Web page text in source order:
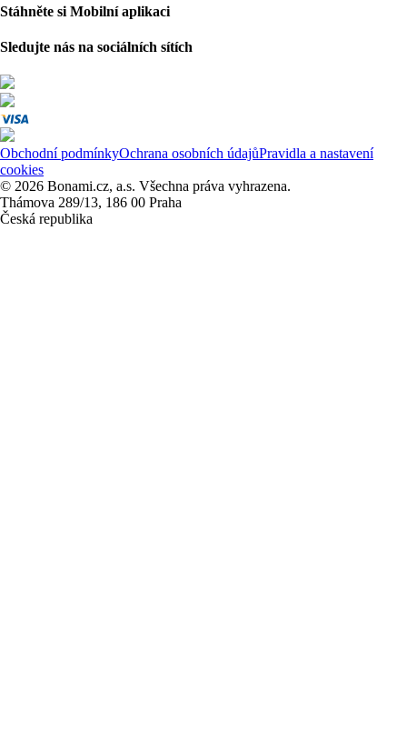
Stáhněte si Mobilní aplikaci
Sledujte nás na sociálních sítích
Obchodní podmínkyOchrana osobních údajůPravidla a nastavení
cookies
© 2026 Bonami.cz, a.s. Všechna práva vyhrazena.
Thámova 289/13, 186 00 Praha
Česká republika